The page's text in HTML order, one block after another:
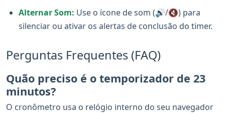
Alternar Som: Use o ícone de som (🔊/🔇) para
silenciar ou ativar os alertas de conclusão do timer.
Perguntas Frequentes (FAQ)
Quão preciso é o temporizador de 23
minutos?
O cronômetro usa o relógio interno do seu navegador